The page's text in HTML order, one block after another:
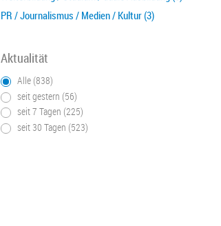
PR / Journalismus / Medien / Kultur (3)
Aktualität
Alle (838)
seit gestern (56)
seit 7 Tagen (225)
seit 30 Tagen (523)